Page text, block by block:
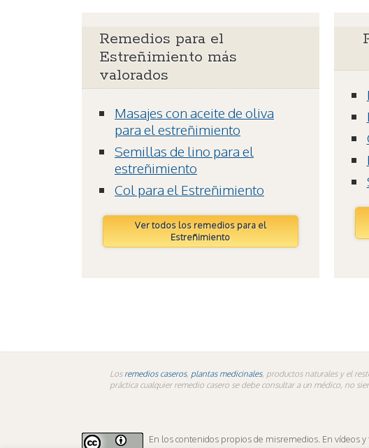
Remedios para el
Estreñimiento más
valorados
Masajes con aceite de oliva
para el estreñimiento
Semillas de lino para el
estreñimiento
Col para el Estreñimiento
Ver todos los remedios para el
Estreñimiento
Los remedios caseros, plantas medicinales, productos naturales y el
práctica cualquier remedio casero se debe consultar a un médico, no
En los contenidos propios de misremedios. En vídeos